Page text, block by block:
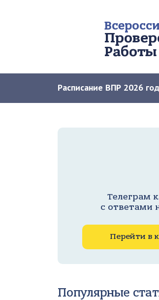
Работы
Расписание ВПР 2026 год
Телеграм
с ответами
Перейти в
Популярные